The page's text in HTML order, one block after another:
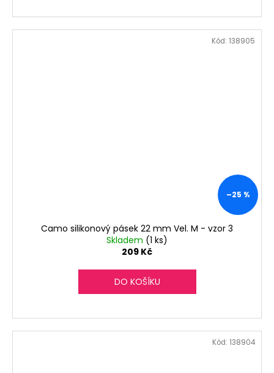
–25 %
Camo silikonový pásek 22 mm Vel. M - vzor 3
Skladem (1 ks)
209 Kč
DO KOŠÍKU
Kód: 138905
Kód: 138904